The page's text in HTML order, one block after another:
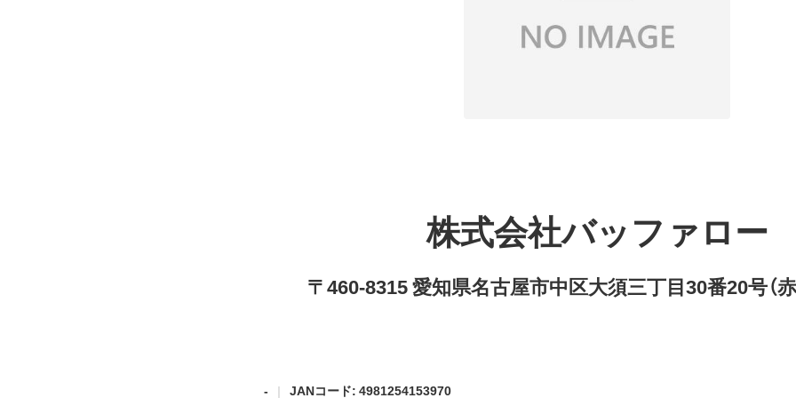
株式会社バッファロー
〒460-8315 愛知県名古屋市中区大須三丁目30番20号（
- JANコード: 4981254153970